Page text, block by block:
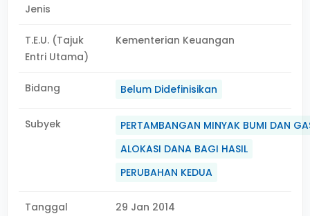
Jenis
T.E.U. (Tajuk
Entri Utama)
Kementerian Keuangan
Bidang Belum Didefinisikan
Subyek
PERTAMBANGAN MINYAK BUMI DAN
ALOKASI DANA BAGI HASIL
PERUBAHAN KEDUA
Tanggal
29 Jan 2014